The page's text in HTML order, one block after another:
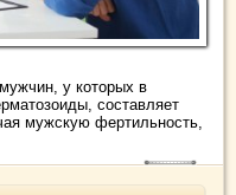
у которых в
составляет
мужскую фертильность,